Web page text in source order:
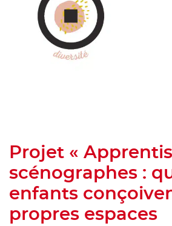
Projet « Apprentis
scénographes :
enfants
propres espaces